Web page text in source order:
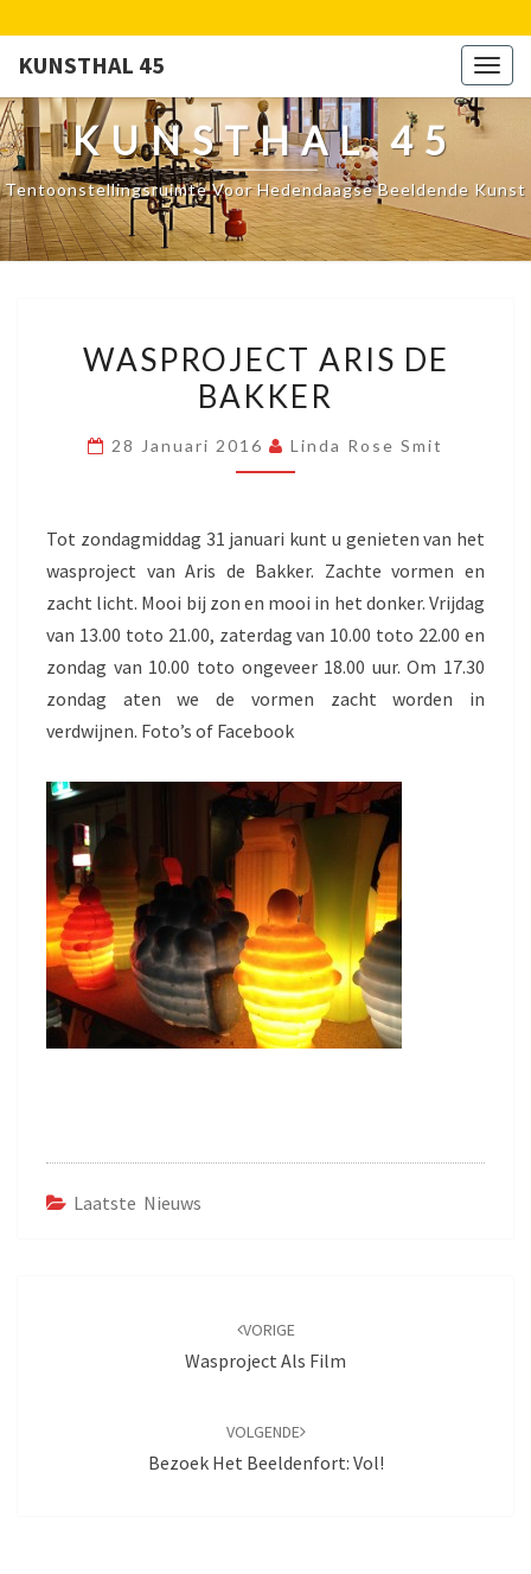
KUNSTHAL 45
KUNSTHAL 45
Tentoonstellingsruimte Voor Hedendaagse Beeldende Kunst
ARIS
DE
WASPROJECT ARIS DE
BAKKER
28 Januari 2016 Linda Rose Smit
Tot zondagmiddag 31 januari kunt u genieten van het
wasproject van Aris de Bakker. Zachte vormen en
zacht licht. Mooi bij zon en mooi in het donker. Vrijdag
van 13.00 toto 21.00, zaterdag van 10.00 toto 22.00 en
zondag van 10.00 toto ongeveer 18.00 uur. Om 17.30
zondag aten we de vormen zacht worden in
verdwijnen. Foto’s of Facebook
Laatste Nieuws
VORIGE
Wasproject Als Film
VOLGENDE
Bezoek Het Beeldenfort: Vol!